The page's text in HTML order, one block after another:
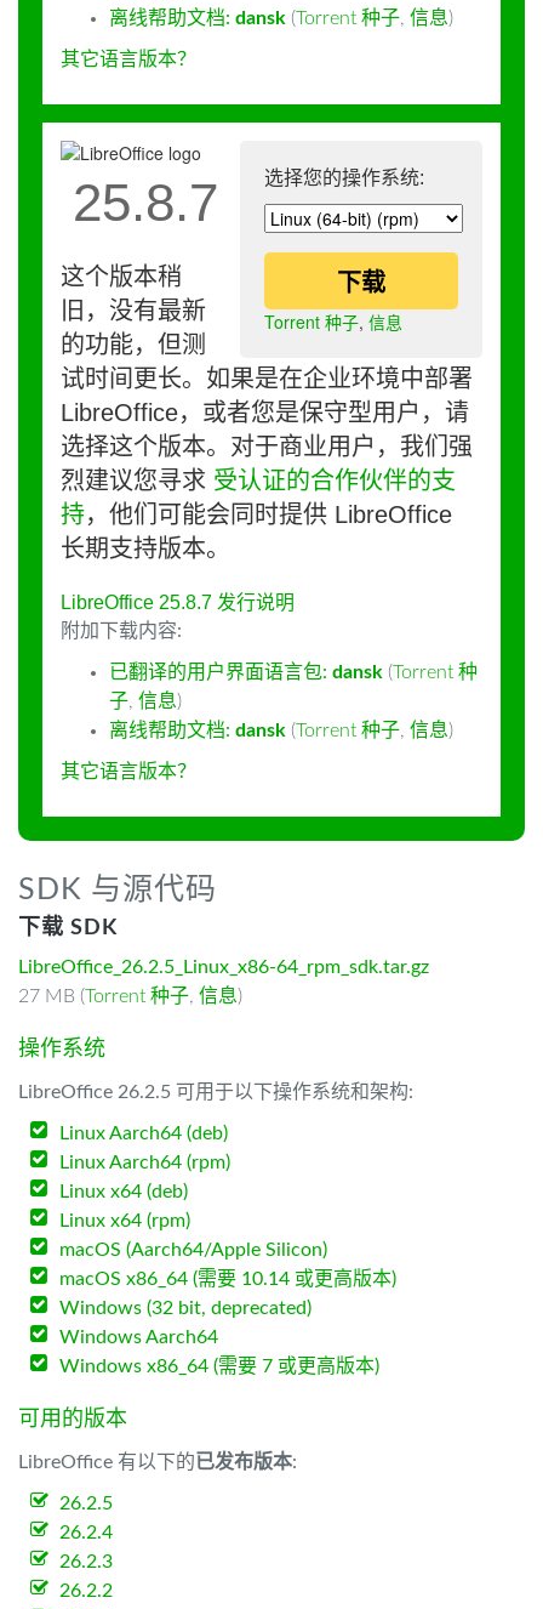
离线帮助文档: dansk (Torrent 种子, 信息)
其它语言版本？
选择您的操作系统:
下载
Torrent 种子, 信息
25.8.7
这个版本稍
旧，没有最新
的功能，但测
试时间更长。如果是在企业环境中部署
LibreOffice，或者您是保守型用户，请
选择这个版本。对于商业用户，我们强
烈建议您寻求 受认证的合作伙伴的支
持，他们可能会同时提供 LibreOffice
长期支持版本。
LibreOffice 25.8.7 发行说明
附加下载内容:
已翻译的用户界面语言包: dansk (Torrent 种
子, 信息)
离线帮助文档: dansk (Torrent 种子, 信息)
其它语言版本？
SDK 与源代码
下载 SDK
LibreOffice_26.2.5_Linux_x86-64_rpm_sdk.tar.gz
27 MB (Torrent 种子, 信息)
操作系统
LibreOffice 26.2.5 可用于以下操作系统和架构:
Linux Aarch64 (deb)
Linux Aarch64 (rpm)
Linux x64 (deb)
Linux x64 (rpm)
macOS (Aarch64/Apple Silicon)
macOS x86_64 (需要 10.14 或更高版本)
Windows (32 bit, deprecated)
Windows Aarch64
Windows x86_64 (需要 7 或更高版本)
可用的版本
LibreOffice 有以下的已发布版本:
26.2.5
26.2.4
26.2.3
26.2.2